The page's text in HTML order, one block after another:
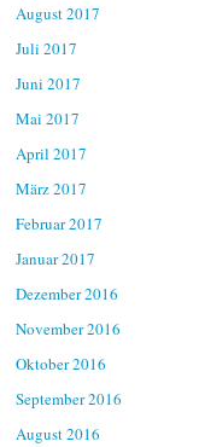
August 2017
Juli 2017
Juni 2017
Mai 2017
April 2017
März 2017
Februar 2017
Januar 2017
Dezember 2016
November 2016
Oktober 2016
September 2016
August 2016